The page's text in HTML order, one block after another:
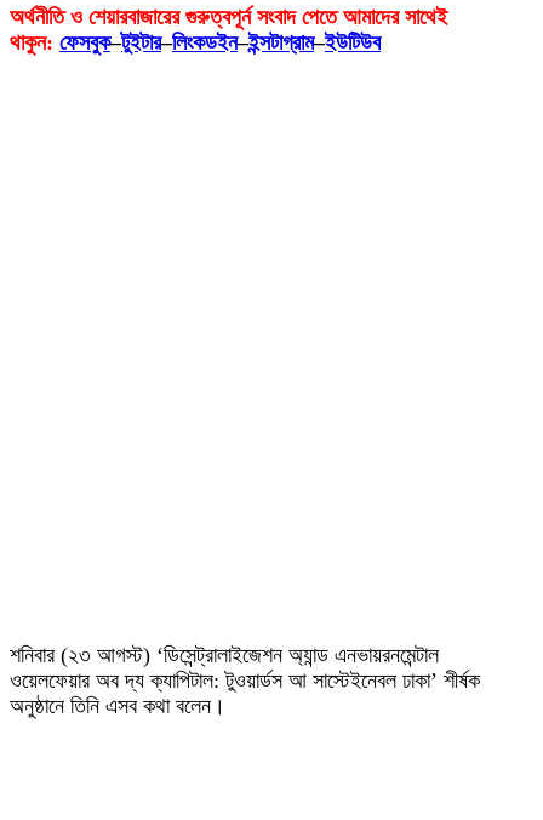
অর্থনীতি ও শেয়ারবাজারের গুরুত্বপূর্ন সংবাদ পেতে আমাদের সাথেই
থাকুন: ফেসবুক–টুইটার–লিংকডইন–ইন্সটাগ্রাম–ইউটিউব
শনিবার (২৩ আগস্ট) ‘ডিসেন্ট্রালাইজেশন অ্যান্ড এনভায়রনমেন্টাল
ওয়েলফেয়ার অব দ্য ক্যাপিটাল: টুওয়ার্ডস আ সাস্টেইনেবল ঢাকা’ শীর্ষক
অনুষ্ঠানে তিনি এসব কথা বলেন।